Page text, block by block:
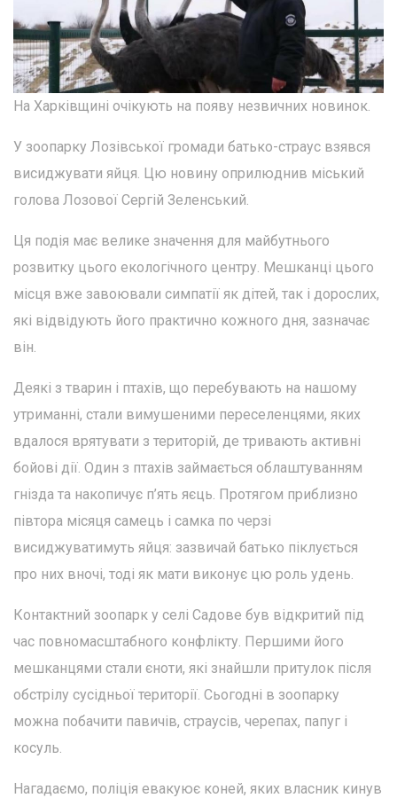
На Харківщині очікують на появу незвичних новинок.
У зоопарку Лозівської громади батько-страус взявся
висиджувати яйця. Цю новину оприлюднив міський
голова Лозової Сергій Зеленський.
Ця подія має велике значення для майбутнього
розвитку цього екологічного центру. Мешканці цього
місця вже завоювали симпатії як дітей, так і дорослих,
які відвідують його практично кожного дня, зазначає
він.
Деякі з тварин і птахів, що перебувають на нашому
утриманні, стали вимушеними переселенцями, яких
вдалося врятувати з територій, де тривають активні
бойові дії. Один з птахів займається облаштуванням
гнізда та накопичує п’ять яєць. Протягом приблизно
півтора місяця самець і самка по черзі
висиджуватимуть яйця: зазвичай батько піклується
про них вночі, тоді як мати виконує цю роль удень.
Контактний зоопарк у селі Садове був відкритий під
час повномасштабного конфлікту. Першими його
мешканцями стали єноти, які знайшли притулок після
обстрілу сусідньої території. Сьогодні в зоопарку
можна побачити павичів, страусів, черепах, папуг і
косуль.
Нагадаємо, поліція евакуює коней, яких власник кинув